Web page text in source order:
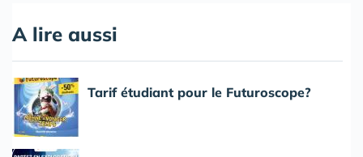
A lire aussi
Tarif étudiant pour le Futuroscope?